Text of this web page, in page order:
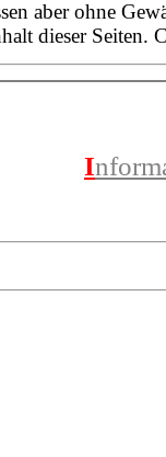
aber ohne
dieser
I